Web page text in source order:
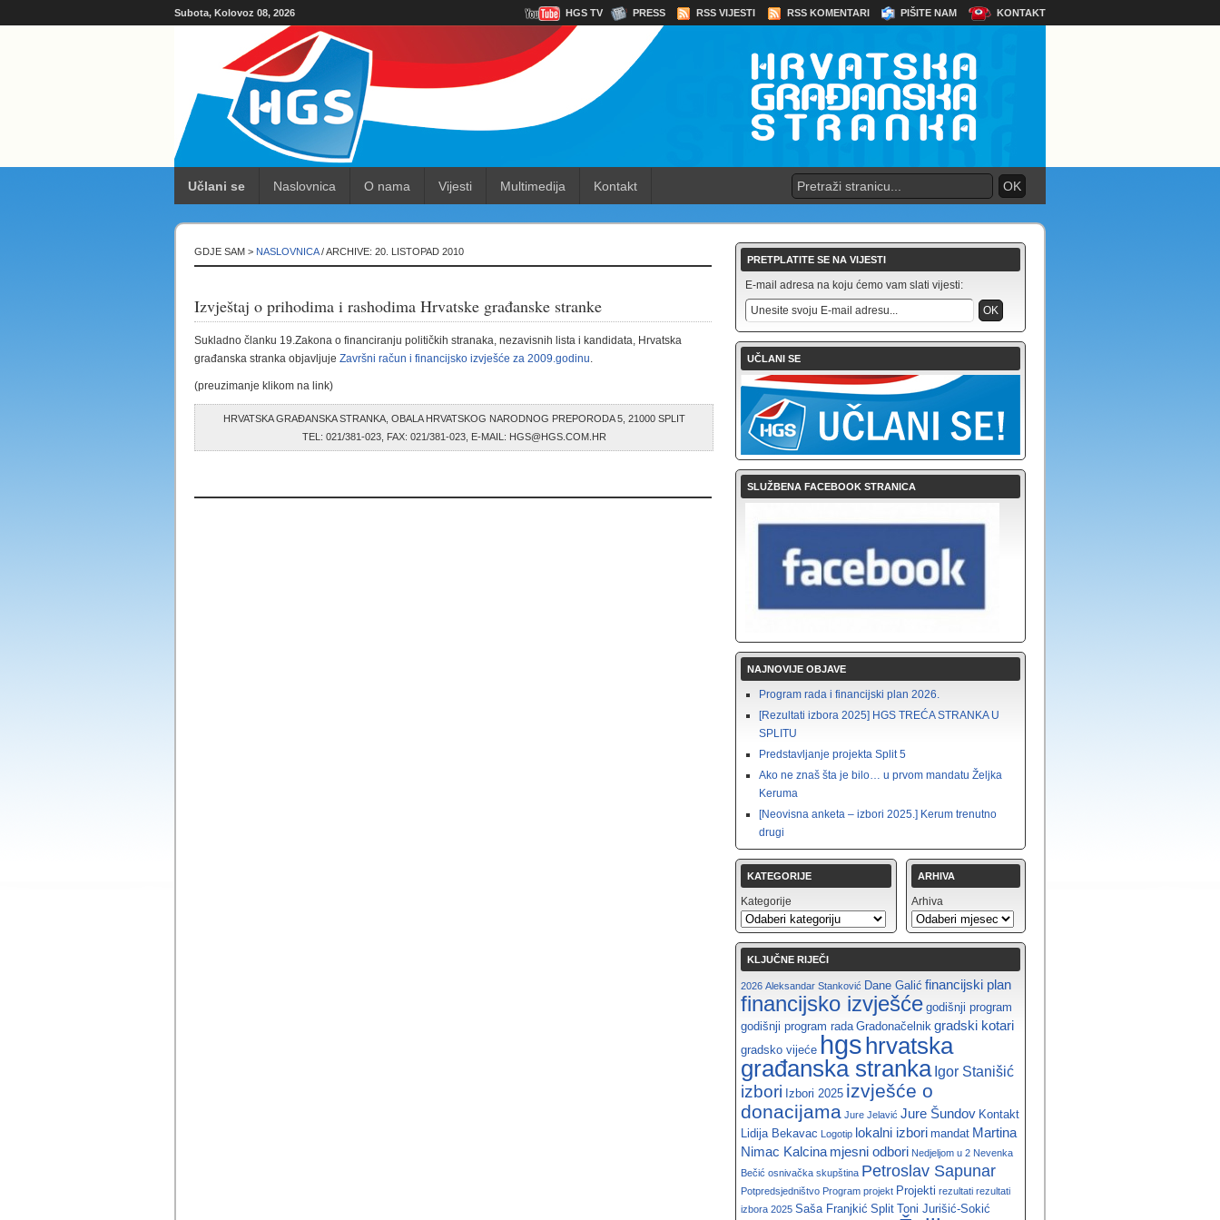
Subota, Kolovoz 08, 2026 HGS TV PRESS RSS VIJESTI RSS KOMENTARI PIŠITE NAM KONTAKT
Učlani se Naslovnica O nama Vijesti Multimedija Kontakt
GDJE SAM > NASLOVNICA/ ARCHIVE: 20. LISTOPAD 2010
Izvještaj o prihodima i rashodima Hrvatske građanske stranke
Sukladno članku 19.Zakona o financiranju političkih stranaka, nezavisnih lista i kandidata, Hrvatska
građanska stranka objavljuje Završni račun i financijsko izvješće za 2009.godinu.
(preuzimanje klikom na link)
HRVATSKA GRAĐANSKA STRANKA, OBALA HRVATSKOG NARODNOG PREPORODA 5, 21000 SPLIT
TEL: 021/381-023, FAX: 021/381-023, E-MAIL: HGS@HGS.COM.HR
PRETPLATITE SE NA VIJESTI
E-mail adresa na koju ćemo vam slati vijesti:
UČLANI SE
SLUŽBENA FACEBOOK STRANICA
NAJNOVIJE OBJAVE
Program rada i financijski plan 2026.
[Rezultati izbora 2025] HGS TREĆA STRANKA U
SPLITU
Predstavljanje projekta Split 5
Ako ne znaš šta je bilo… u prvom mandatu Željka
Keruma
[Neovisna anketa – izbori 2025.] Kerum trenutno
drugi
KATEGORIJE
Kategorije
ARHIVA
Arhiva
KLJUČNE RIJEČI
2026 Aleksandar Stanković Dane Galić financijski plan
financijsko izvješće godišnji program
godišnji program rada Gradonačelnik gradski kotari
gradsko vijeće hgshrvatska
građanska stranka Igor Stanišić
izbori Izbori 2025 izvješće o
donacijama Jure Jelavić Jure Šundov Kontakt
Lidija Bekavac Logotip lokalni izbori mandat Martina
Nimac Kalcina mjesni odbori Nedjeljom u 2 Nevenka
Bečić osnivačka skupština Petroslav Sapunar
Potpredsjedništvo Program projekt Projekti rezultati rezultati
izbora 2025 Saša Franjkić Split Toni Jurišić-Sokić